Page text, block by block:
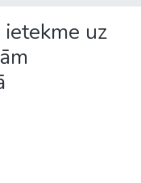
uz